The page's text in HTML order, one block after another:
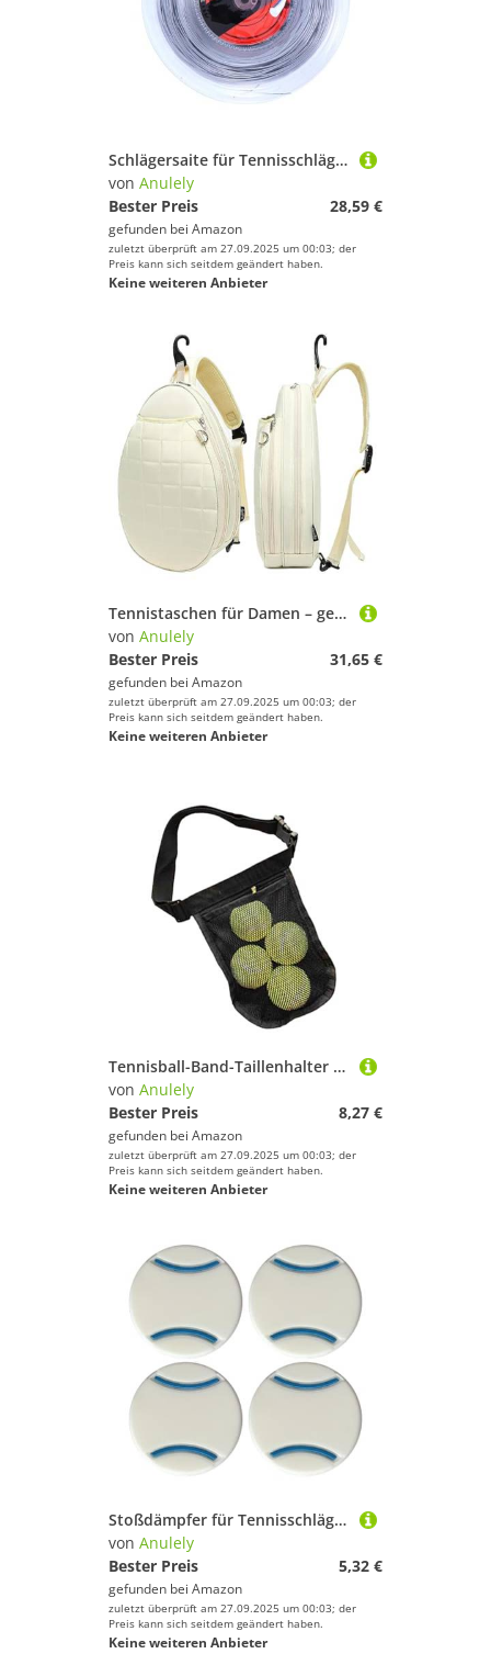
Griffband von Anulely
Schlägersaite für Tennisschläger, stabile Saite – 16 g / 1,35 mm Saite für Junior- und Fortgeschrittene, verbessert das Schlagerlebnis, Tenniszubehör
von Anulely
Bester Preis
28,59 €
gefunden bei Amazon
zuletzt überprüft am 27.09.2025 um 00:03; der
Preis kann sich seitdem geändert haben.
Keine weiteren Anbieter
Tennistaschen für Damen – gepolsterte Riemen, Tennistasche mit Tragegriff Oben mit Haken, Brustgitter, Bedruckte Tennisschlinge, abnehmbare Schultertasche
von Anulely
Bester Preis
31,65 €
gefunden bei Amazon
zuletzt überprüft am 27.09.2025 um 00:03; der
Preis kann sich seitdem geändert haben.
Keine weiteren Anbieter
Tennisball-Band-Taillenhalter – Picking-Tasche für Tischtennisbälle | atmungsaktive Baseball-Zubehör-Aufbewahrungstasche, tragbare Golf-Hüfttasche für Fitnessstudio
von Anulely
Bester Preis
8,27 €
gefunden bei Amazon
zuletzt überprüft am 27.09.2025 um 00:03; der
Preis kann sich seitdem geändert haben.
Keine weiteren Anbieter
Stoßdämpfer für Tennisschläger | 4 x Silikon-Squashschläger stoßdämpfend – Tenniszubehör, Schlägerdämpfer für Vater, Freund, Onkel, Nachbarn
von Anulely
Bester Preis
5,32 €
gefunden bei Amazon
zuletzt überprüft am 27.09.2025 um 00:03; der
Preis kann sich seitdem geändert haben.
Keine weiteren Anbieter